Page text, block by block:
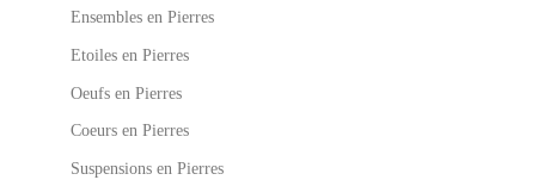
Ensembles en Pierres
Etoiles en Pierres
Oeufs en Pierres
Coeurs en Pierres
Suspensions en Pierres